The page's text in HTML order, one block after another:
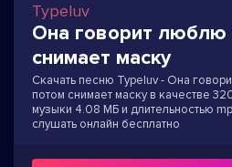
Typeluv
Она говорит люблю
снимает маску
Скачать песню Typeluv - Она
потом снимает маску в качестве
музыки 4.08 МБ и длительностью
слушать онлайн бесплатно